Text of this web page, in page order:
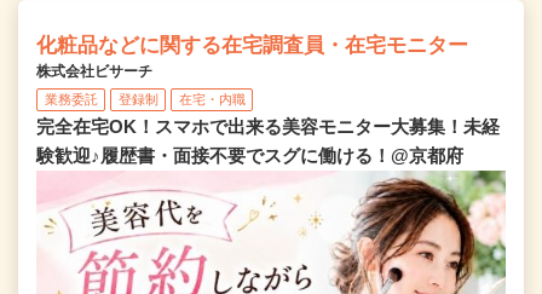
化粧品などに関する在宅調査員・在宅モニター
株式会社ビサーチ
業務委託 登録制 在宅・内職
完全在宅OK！スマホで出来る美容モニター大募集！未経
験歓迎♪履歴書・面接不要でスグに働ける！@京都府